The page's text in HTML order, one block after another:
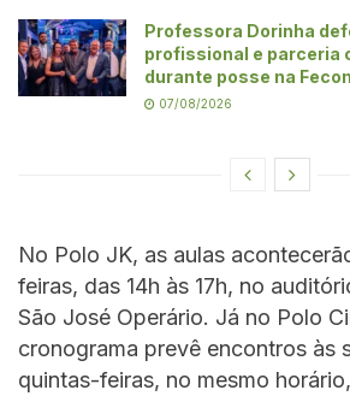
Professora Dorinha
profissional e parceria
durante posse na
07/08/2026
No Polo JK, as aulas
feiras, das 14h às 17h, no
São José Operário. Já no Polo
cronograma prevê encontros às
quintas-feiras, no mesmo